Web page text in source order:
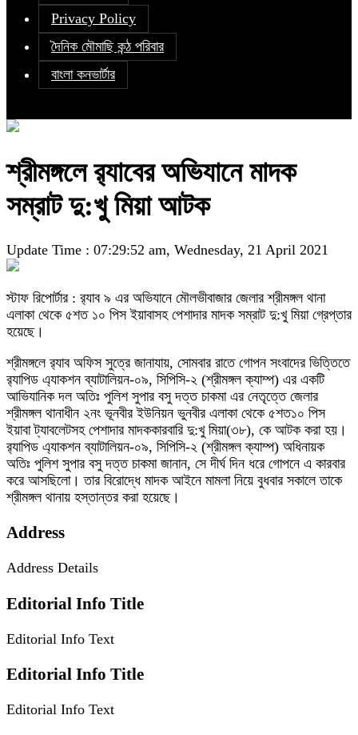
Privacy Policy
দৈনিক মৌমাছি কন্ঠ পরিবার
বাংলা কনভার্টার
শ্রীমঙ্গলে র‌্যাবের অভিযানে মাদক
সম্রাট দু:খু মিয়া আটক
Update Time : 07:29:52 am, Wednesday, 21 April 2021
স্টাফ রিপোর্টার : র‌্যাব ৯ এর অভিযানে মৌলভীবাজার জেলার শ্রীমঙ্গল থানা
এলাকা থেকে ৫শত ১০ পিস ইয়াবাসহ পেশাদার মাদক সম্রাট দু:খু মিয়া গ্রেপ্তার
হয়েছে।
শ্রীমঙ্গলে র‌্যাব অফিস সুত্রে জানাযায়, সোমবার রাতে গোপন সংবাদের ভিত্তিতে
র‌্যাপিড এ্যাকশন ব্যাটালিয়ন-০৯, সিপিসি-২ (শ্রীমঙ্গল ক্যাম্প) এর একটি
আভিযানিক দল অতিঃ পুলিশ সুপার বসু দত্ত চাকমা এর নেতৃত্তে জেলার
শ্রীমঙ্গল থানাধীন ২নং ভূনবীর ইউনিয়ন ভুনবীর এলাকা থেকে ৫শত১০ পিস
ইয়াবা ট্যাবলেটসহ পেশাদার মাদককারবারি দু:খু মিয়া(৩৮), কে আটক করা হয়।
র‌্যাপিড এ্যাকশন ব্যাটালিয়ন-০৯, সিপিসি-২ (শ্রীমঙ্গল ক্যাম্প) অধিনায়ক
অতিঃ পুলিশ সুপার বসু দত্ত চাকমা জানান, সে দীর্ঘ দিন ধরে গোপনে এ কারবার
করে আসছিলো। তার বিরোদ্ধে মাদক আইনে মামলা নিয়ে বুধবার সকালে তাকে
শ্রীমঙ্গল থানায় হস্তান্তর করা হয়েছে।
Address
Address Details
Editorial Info Title
Editorial Info Text
Editorial Info Title
Editorial Info Text